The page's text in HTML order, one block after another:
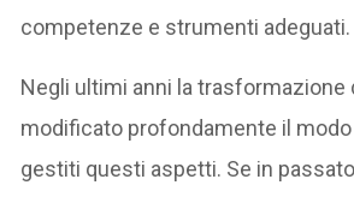
competenze e strumenti adeguati.
Negli ultimi anni la trasformazione
modificato profondamente il
gestiti questi aspetti. Se in